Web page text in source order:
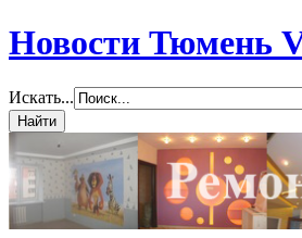
Новости Тюмень
Искать...